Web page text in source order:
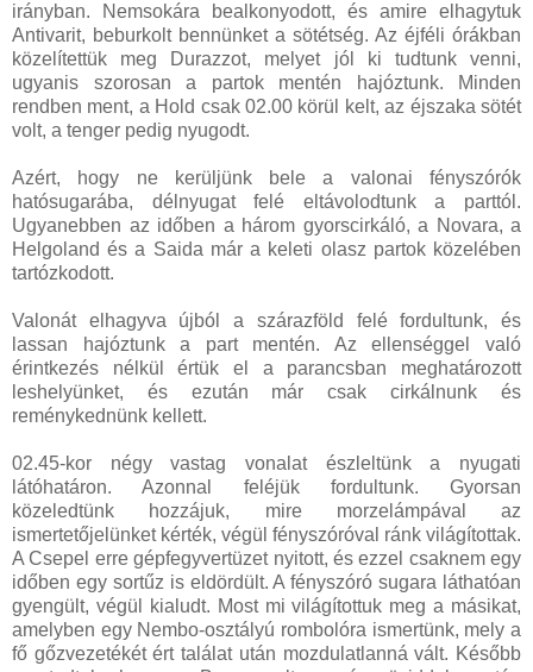
irányban. Nemsokára bealkonyodott, és amire elhagytuk
Antivarit, beburkolt bennünket a sötétség. Az éjféli órákban
közelítettük meg Durazzot, melyet jól ki tudtunk venni,
ugyanis szorosan a partok mentén hajóztunk. Minden
rendben ment, a Hold csak 02.00 körül kelt, az éjszaka sötét
volt, a tenger pedig nyugodt.
Azért, hogy ne kerüljünk bele a valonai fényszórók
hatósugarába, délnyugat felé eltávolodtunk a parttól.
Ugyanebben az időben a három gyorscirkáló, a Novara, a
Helgoland és a Saida már a keleti olasz partok közelében
tartózkodott.
Valonát elhagyva újból a szárazföld felé fordultunk, és
lassan hajóztunk a part mentén. Az ellenséggel való
érintkezés nélkül értük el a parancsban meghatározott
leshelyünket, és ezután már csak cirkálnunk és
reménykednünk kellett.
02.45-kor négy vastag vonalat észleltünk a nyugati
látóhatáron. Azonnal feléjük fordultunk. Gyorsan
közeledtünk hozzájuk, mire morzelámpával az
ismertetőjelünket kérték, végül fényszóróval ránk világítottak.
A Csepel erre gépfegyvertüzet nyitott, és ezzel csaknem egy
időben egy sortűz is eldördült. A fényszóró sugara láthatóan
gyengült, végül kialudt. Most mi világítottuk meg a másikat,
amelyben egy Nembo-osztályú rombolóra ismertünk, mely a
fő gőzvezetékét ért találat után mozdulatlanná vált. Később